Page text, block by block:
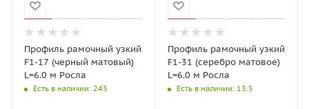
Профиль рамочный узкий
F1-17 (черный матовый)
L=6.0 м Росла
Есть в наличии: 243
Профиль рамочный узкий
F1-31 (серебро матовое)
L=6.0 м Росла
Есть в наличии: 13.5